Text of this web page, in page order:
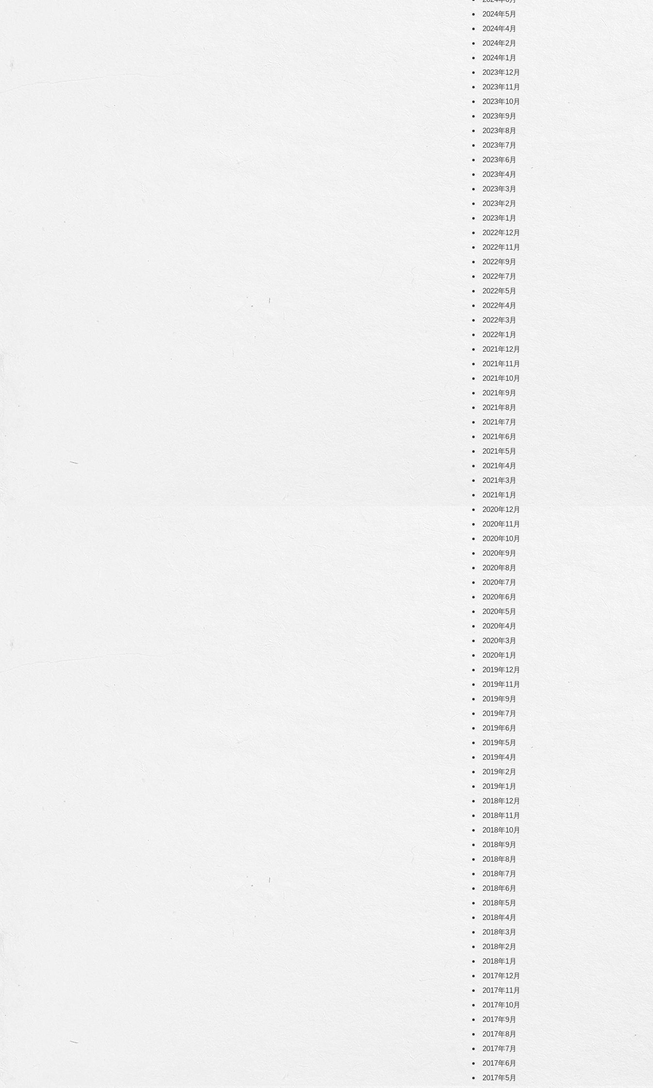
2024年5月
2024年4月
2024年2月
2024年1月
2023年12月
2023年11月
2023年10月
2023年9月
2023年8月
2023年7月
2023年6月
2023年4月
2023年3月
2023年2月
2023年1月
2022年12月
2022年11月
2022年9月
2022年7月
2022年5月
2022年4月
2022年3月
2022年1月
2021年12月
2021年11月
2021年10月
2021年9月
2021年8月
2021年7月
2021年6月
2021年5月
2021年4月
2021年3月
2021年1月
2020年12月
2020年11月
2020年10月
2020年9月
2020年8月
2020年7月
2020年6月
2020年5月
2020年4月
2020年3月
2020年1月
2019年12月
2019年11月
2019年9月
2019年7月
2019年6月
2019年5月
2019年4月
2019年2月
2019年1月
2018年12月
2018年11月
2018年10月
2018年9月
2018年8月
2018年7月
2018年6月
2018年5月
2018年4月
2018年3月
2018年2月
2018年1月
2017年12月
2017年11月
2017年10月
2017年9月
2017年8月
2017年7月
2017年6月
2017年5月